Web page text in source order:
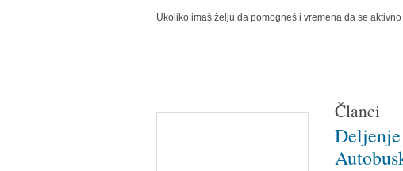
Ukoliko imaš želju da pomogneš i vremena da se
Članci